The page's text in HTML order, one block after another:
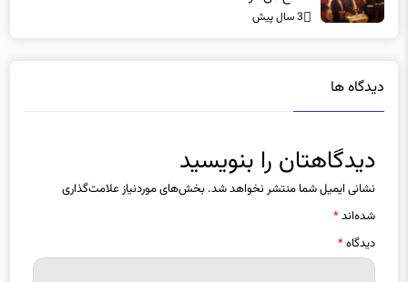
نشانی ایمیل شما منتشر نخواهد شد.بخش‌های موردنیاز علامت‌گذاری
شده‌اند*
دیدگاه*